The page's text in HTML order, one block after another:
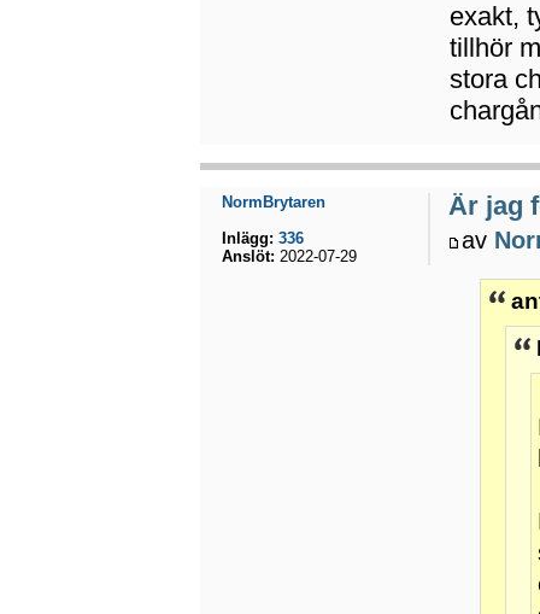
exakt,
tillhör
stora
Är jag
av
NormBrytaren
Inlägg: 336
Anslöt: 2022-07-29